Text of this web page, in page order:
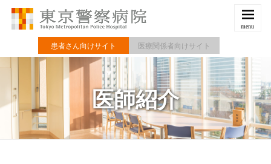
患者さん向けサイト 医療関係者向けサイト
医師紹介